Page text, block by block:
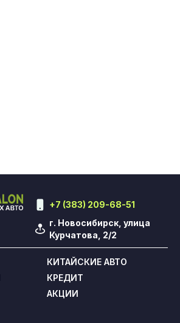
+7 (383) 209-68-51
г. Новосибирск, улица
Курчатова, 2/2
КИТАЙСКИЕ АВТО
КРЕДИТ
АКЦИИ